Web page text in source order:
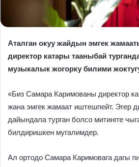
Аталган окуу жайдын эмгек
директор катары тааныбай
музыкалык жогорку билими
«Биз Самара Каримованы директор
жана эмгек жамаат иштешпейт. Эгер
дайындала турган болсо митингге
билдиришкен мугалимдер.
Ал ортодо Самара Каримовага дагы